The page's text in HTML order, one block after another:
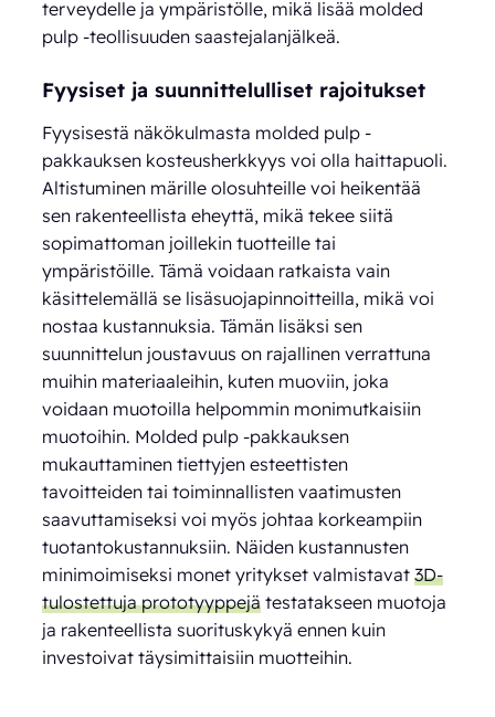
terveydelle ja ympäristölle, mikä lisää molded
pulp -teollisuuden saastejalanjälkeä.
Fyysiset ja suunnittelulliset rajoitukset
Fyysisestä näkökulmasta molded pulp -
pakkauksen kosteusherkkyys voi olla haittapuoli.
Altistuminen märille olosuhteille voi heikentää
sen rakenteellista eheyttä, mikä tekee siitä
sopimattoman joillekin tuotteille tai
ympäristöille. Tämä voidaan ratkaista vain
käsittelemällä se lisäsuojapinnoitteilla, mikä voi
nostaa kustannuksia. Tämän lisäksi sen
suunnittelun joustavuus on rajallinen verrattuna
muihin materiaaleihin, kuten muoviin, joka
voidaan muotoilla helpommin monimutkaisiin
muotoihin. Molded pulp -pakkauksen
mukauttaminen tiettyjen esteettisten
tavoitteiden tai toiminnallisten vaatimusten
saavuttamiseksi voi myös johtaa korkeampiin
tuotantokustannuksiin. Näiden kustannusten
minimoimiseksi monet yritykset valmistavat3D-
tulostettuja prototyyppejä testatakseen muotoja
ja rakenteellista suorituskykyä ennen kuin
investoivat täysimittaisiin muotteihin.